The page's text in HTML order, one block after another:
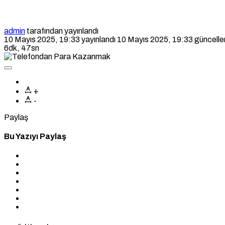
admin tarafından yayınlandı
10 Mayıs 2025, 19:33 yayınlandı 10 Mayıs 2025, 19:33
6dk, 47sn
+
-
Paylaş
Bu Yazıyı Paylaş